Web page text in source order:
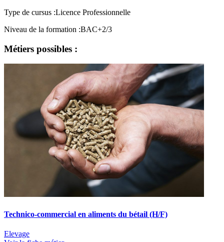
Type de cursus :Licence Professionnelle
Niveau de la formation :BAC+2/3
Métiers possibles :
Technico-commercial en aliments du bétail (H/F)
Elevage